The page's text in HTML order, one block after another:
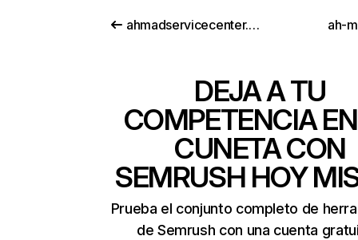
ahmadservicecenter.com ah-
DEJA A TU
COMPETENCIA
CUNETA CON
SEMRUSH HOY
Prueba el conjunto completo de
de Semrush con una cuenta